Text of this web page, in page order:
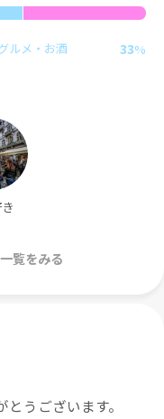
ルメ・お酒 33%
覧をみる
うございます。